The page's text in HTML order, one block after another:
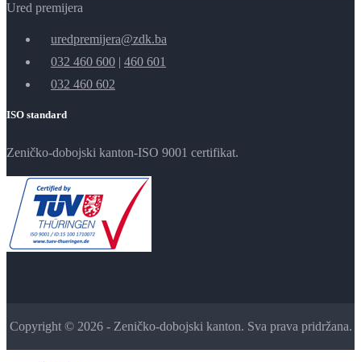
Ured premijera
uredpremijera@zdk.ba
032 460 600 | 460 601
032 460 602
ISO standard
Zeničko-dobojski kanton-ISO 9001 certifikat.
Copyright © 2026 - Zeničko-dobojski kanton. Sva prava pridržana.